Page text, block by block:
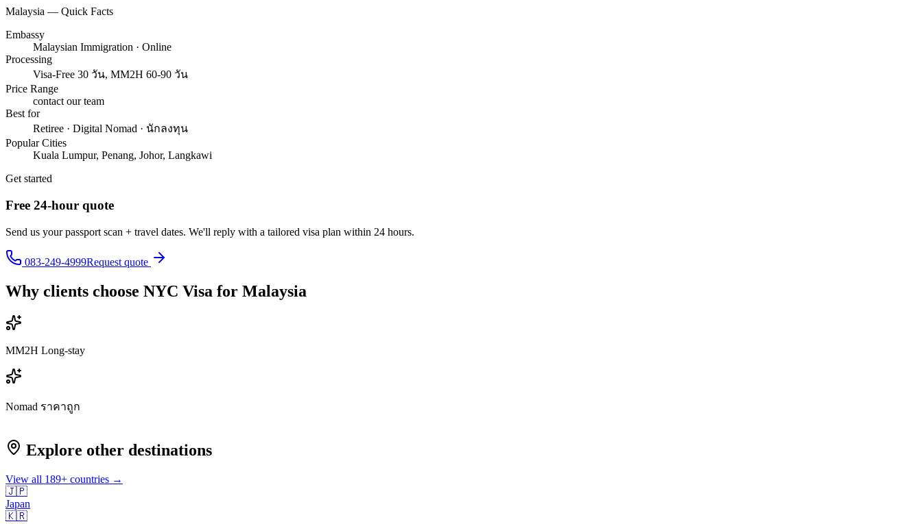
Malaysia — Quick Facts
Embassy
Malaysian Immigration · Online
Processing
Visa-Free 30 วัน, MM2H 60-90 วัน
Price Range
contact our team
Best for
Retiree · Digital Nomad · นักลงทุน
Popular Cities
Kuala Lumpur, Penang, Johor, Langkawi
Get started
Free 24-hour quote
Send us your passport scan + travel dates. We'll reply with a tailored visa plan within 24 hours.
083-249-4999Request quote
Why clients choose NYC Visa for Malaysia
MM2H Long-stay
Nomad ราคาถูก
Explore other destinations
View all 189+ countries →
🇯🇵
Japan
🇰🇷